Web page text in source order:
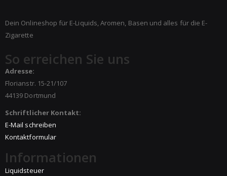
Dein Onlineshop für E-Liquids, Aromen, Basen und alles für die E-
Zigarette
So erreichen Sie uns
Adresse:
Florianstr. 15-21/107
44139 Dortmund
Schriftlicher Kontakt:
E-Mail schreiben
Kontaktformular
Informationen
Liquidsteuer